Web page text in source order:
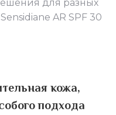
для разных
AR SPF 30
кожа,
подхода